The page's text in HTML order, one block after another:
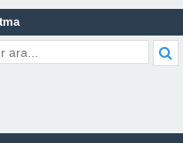
Nelerdir?
Nelerdir?